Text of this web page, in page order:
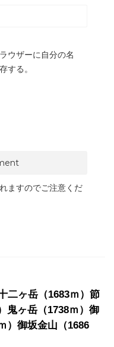
ウザーに自分の名
する。
ますのでご注意くだ
二ヶ岳（1683ｍ）節
鬼ヶ岳（1738ｍ）御
）御坂金山（1686